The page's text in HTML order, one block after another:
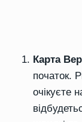
Карта
початок.
очікуєте